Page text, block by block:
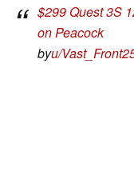
$299 Quest 3S
on Peacock
byu/